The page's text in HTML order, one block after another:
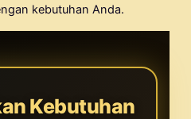
kebutuhan Anda.
Kebutuhan